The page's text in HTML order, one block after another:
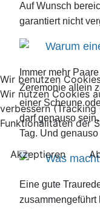
Auf Wunsch
garantiert nicht
Warum
Immer mehr
Zeremonie allein
einer Scheune
darf genauso
Tag. Und
Was
Eine gute
zusammengeführt
Wir benutzen
Wir nutzen Cookies
verbessern
Funktionalitäten der
Akzeptieren